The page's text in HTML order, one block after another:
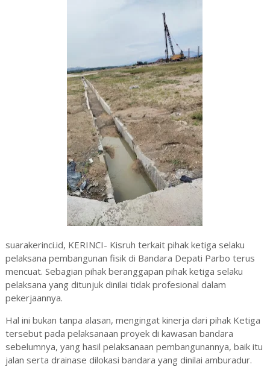
suarakerinci.id, KERINCI- Kisruh terkait pihak ketiga selaku
pelaksana pembangunan fisik di Bandara Depati Parbo terus
mencuat. Sebagian pihak beranggapan pihak ketiga selaku
pelaksana yang ditunjuk dinilai tidak profesional dalam
pekerjaannya.
Hal ini bukan tanpa alasan, mengingat kinerja dari pihak Ketiga
tersebut pada pelaksanaan proyek di kawasan bandara
sebelumnya, yang hasil pelaksanaan pembangunannya, baik itu
jalan serta drainase dilokasi bandara yang dinilai amburadur.